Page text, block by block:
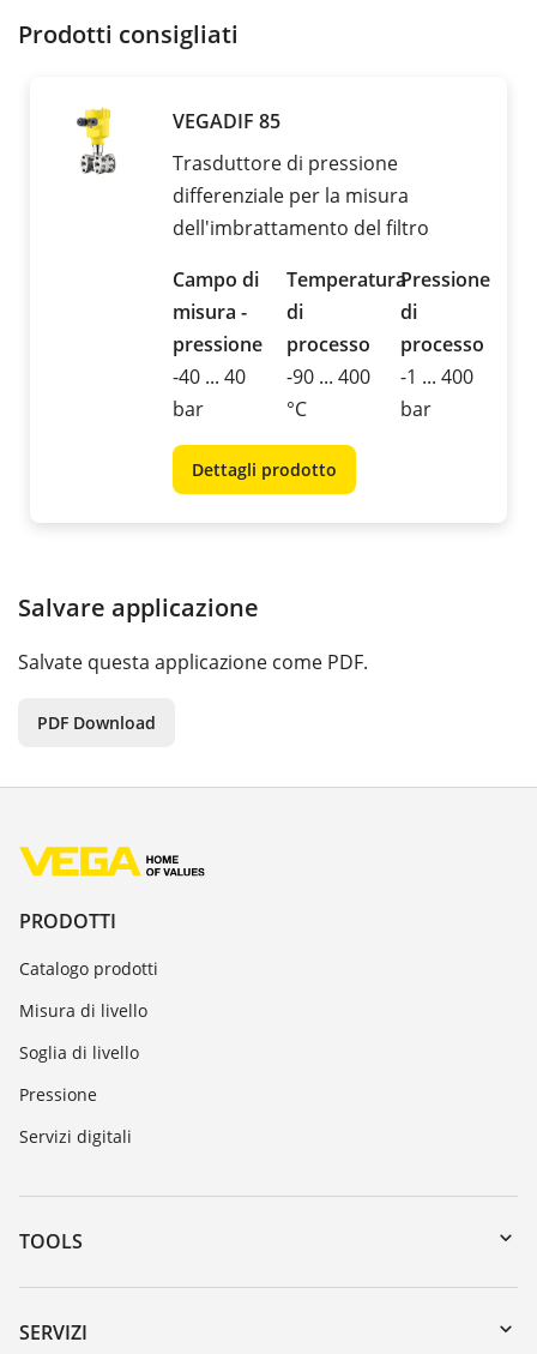
Prodotti consigliati
VEGADIF 85
Trasduttore di pressione
differenziale per la misura
dell'imbrattamento del filtro
Campo di
misura -
pressione
-40 ... 40
bar
Temperatura
di
processo
-90 ... 400
°C
Pressione
di
processo
-1 ... 400
bar
Dettagli prodotto
Salvare applicazione
Salvate questa applicazione come PDF.
PDF Download
PRODOTTI
Catalogo prodotti
Misura di livello
Soglia di livello
Pressione
Servizi digitali
TOOLS
Downloads
Ricerca numero di serie
SERVIZI